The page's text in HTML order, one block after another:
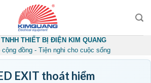
THIẾT BỊ ĐIỆN KIM QUANG
đồng - Tiện nghi cho cuộc sống
EXIT thoát hiểm